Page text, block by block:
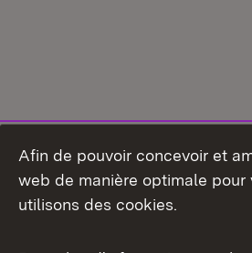
Afin de pouvoir concevoir et
web de manière optimale pour
utilisons des cookies.